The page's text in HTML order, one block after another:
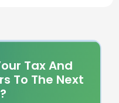
Tax And
To The Next